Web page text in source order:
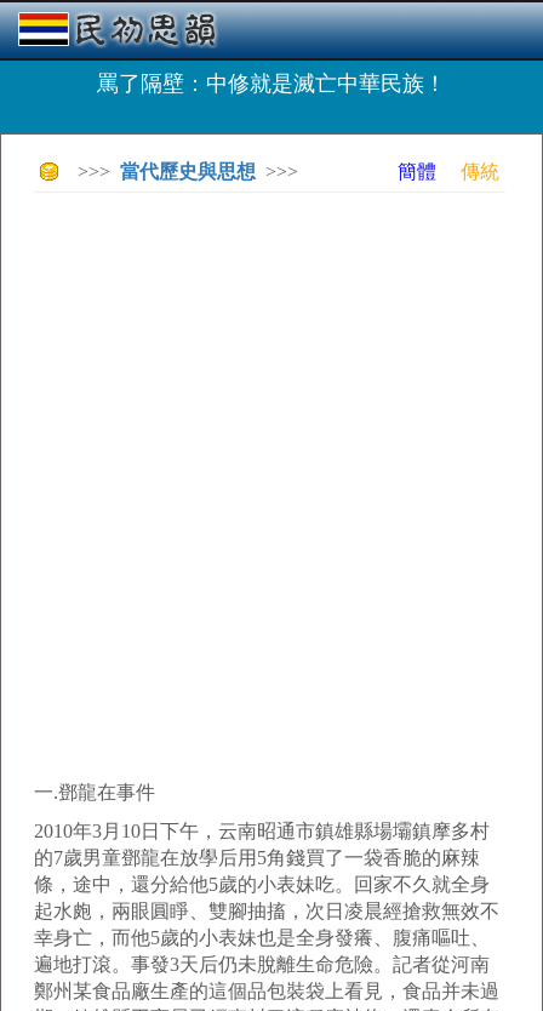
罵了隔壁：中修就是滅亡中華民族！
>>> 當代歷史與思想 >>> 簡體 傳統
一.鄧龍在事件
2010年3月10日下午，云南昭通市鎮雄縣場壩鎮摩多村
的7歲男童鄧龍在放學后用5角錢買了一袋香脆的麻辣
條，途中，還分給他5歲的小表妹吃。回家不久就全身
起水皰，兩眼圓睜、雙腳抽搐，次日凌晨經搶救無效不
幸身亡，而他5歲的小表妹也是全身發癢、腹痛嘔吐、
遍地打滾。事發3天后仍未脫離生命危險。記者從河南
鄭州某食品廠生產的這個品包裝袋上看見，食品并未過